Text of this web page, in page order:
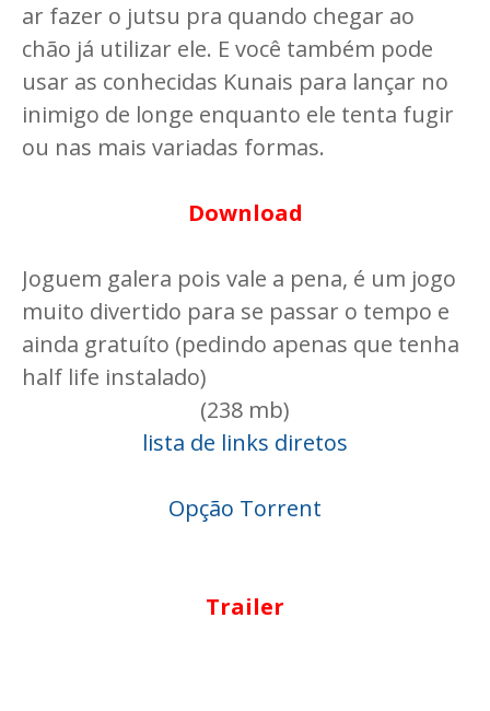
ar fazer o jutsu pra quando chegar ao
chão já utilizar ele. E você também pode
usar as conhecidas Kunais para lançar no
inimigo de longe enquanto ele tenta fugir
ou nas mais variadas formas.
Download
Joguem galera pois vale a pena, é um jogo
muito divertido para se passar o tempo e
ainda gratuíto (pedindo apenas que tenha
half life instalado)
(238 mb)
lista de links diretos
Opção Torrent
Trailer